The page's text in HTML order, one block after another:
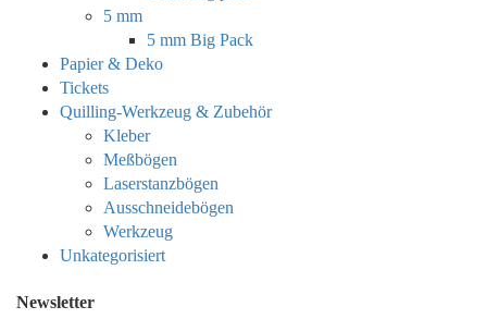
5 mm
5 mm Big Pack
Papier & Deko
Tickets
Quilling-Werkzeug & Zubehör
Kleber
Meßbögen
Laserstanzbögen
Ausschneidebögen
Werkzeug
Unkategorisiert
Newsletter